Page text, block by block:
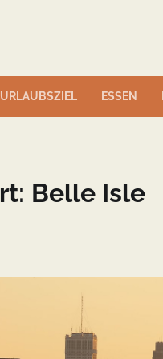
URLAUBSZIEL ESSEN
Belle Isle